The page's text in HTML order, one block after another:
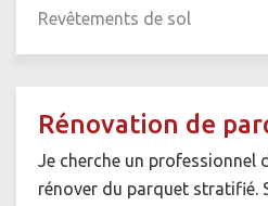
Revêtements de sol
Rénovation de
Je cherche un professionnel
rénover du parquet stratifié.